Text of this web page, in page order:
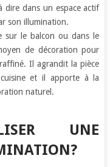
dire dans un espace actif
son illumination.
sur le balcon ou dans le
de décoration pour
Il agrandit la pièce
et il apporte à la
naturel.
UNE